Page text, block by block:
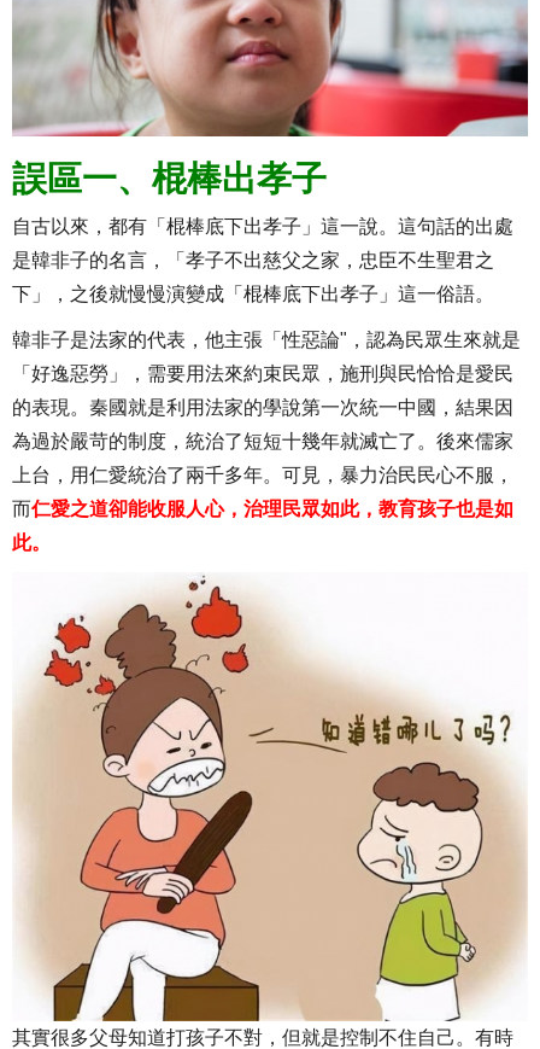
誤區一、棍棒出孝子
自古以來，都有「棍棒底下出孝子」這一說。這句話的出處
是韓非子的名言，「孝子不出慈父之家，忠臣不生聖君之
下」，之後就慢慢演變成「棍棒底下出孝子」這一俗語。
韓非子是法家的代表，他主張「性惡論"，認為民眾生來就是
「好逸惡勞」，需要用法來約束民眾，施刑與民恰恰是愛民
的表現。秦國就是利用法家的學說第一次統一中國，結果因
為過於嚴苛的制度，統治了短短十幾年就滅亡了。後來儒家
上台，用仁愛統治了兩千多年。可見，暴力治民民心不服，
而仁愛之道卻能收服人心，治理民眾如此，教育孩子也是如
此。
其實很多父母知道打孩子不對，但就是控制不住自己。有時